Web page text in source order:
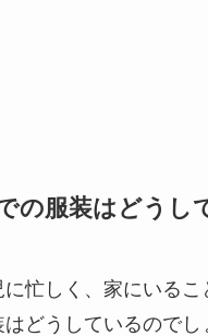
の服装はどうし
に忙しく、家にいる
どうしているのでし